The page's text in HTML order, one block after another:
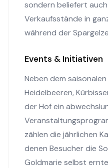
sondern beliefert
Verkaufsstände in
während der
Events & Initiativen
Neben dem
Heidelbeeren,
der Hof ein
zählen die jährlichen
denen Besucher die
Goldmarie selbst